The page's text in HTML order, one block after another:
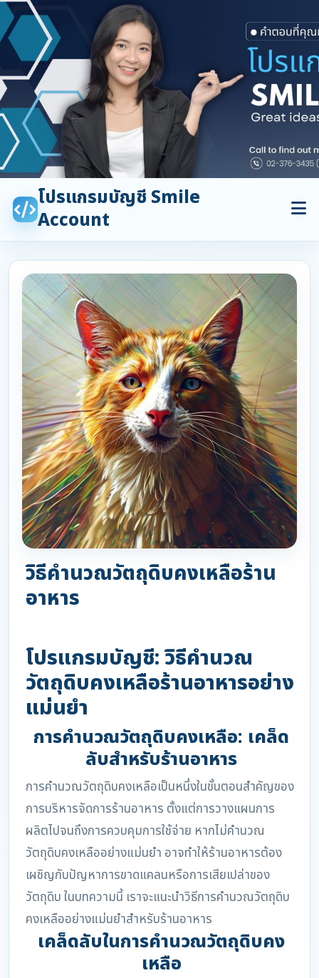
โปรแกรมบัญชี Smile
Account
วิธีคำนวณวัตถุดิบคงเหลือร้าน
อาหาร
โปรแกรมบัญชี: วิธีคำนวณ
วัตถุดิบคงเหลือร้านอาหารอย่าง
แม่นยำ
การคำนวณวัตถุดิบคงเหลือ: เคล็ด
ลับสำหรับร้านอาหาร
การคำนวณวัตถุดิบคงเหลือเป็นหนึ่งในขั้นตอนสำคัญของ
การบริหารจัดการร้านอาหาร ตั้งแต่การวางแผนการ
ผลิตไปจนถึงการควบคุมการใช้จ่าย หากไม่คำนวณ
วัตถุดิบคงเหลืออย่างแม่นยำ อาจทำให้ร้านอาหารต้อง
เผชิญกับปัญหาการขาดแคลนหรือการเสียเปล่าของ
วัตถุดิบ ในบทความนี้ เราจะแนะนำวิธีการคำนวณวัตถุดิบ
คงเหลืออย่างแม่นยำสำหรับร้านอาหาร
เคล็ดลับในการคำนวณวัตถุดิบคง
เหลือ